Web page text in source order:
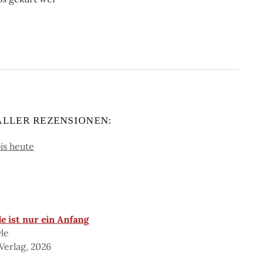
REZENSIONEN:
heute
ist nur ein Anfang
2026